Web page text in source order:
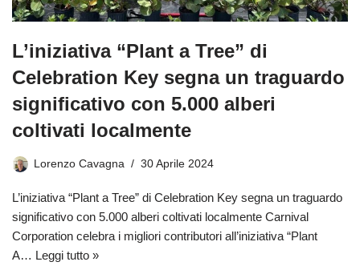
L’iniziativa “Plant a Tree” di
Celebration Key segna un traguardo
significativo con 5.000 alberi
coltivati ​​localmente
Lorenzo Cavagna 30 Aprile 2024
L’iniziativa “Plant a Tree” di Celebration Key segna un traguardo
significativo con 5.000 alberi coltivati ​​localmente Carnival
Corporation celebra i migliori contributori all’iniziativa “Plant
A… Leggi tutto »